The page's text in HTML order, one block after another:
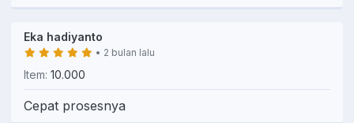
Eka hadiyanto
• 2 bulan lalu
Item: 10.000
Cepat prosesnya